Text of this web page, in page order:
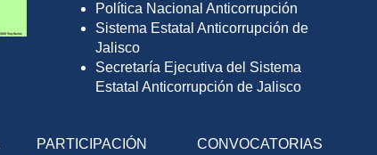
Política Nacional Anticorrupción
Sistema Estatal Anticorrupción de
Jalisco
Secretaría Ejecutiva del Sistema
Estatal Anticorrupción de Jalisco
PARTICIPACIÓN
CONVOCATORIAS